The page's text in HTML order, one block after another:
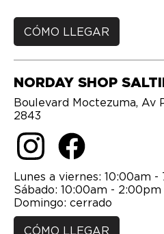
CÓMO LLEGAR
NORDAY SHOP
Boulevard Moctezuma, Av
2843
Lunes a viernes: 10:00am -
Sábado: 10:00am - 2:00pm
Domingo: cerrado
CÓMO LLEGAR